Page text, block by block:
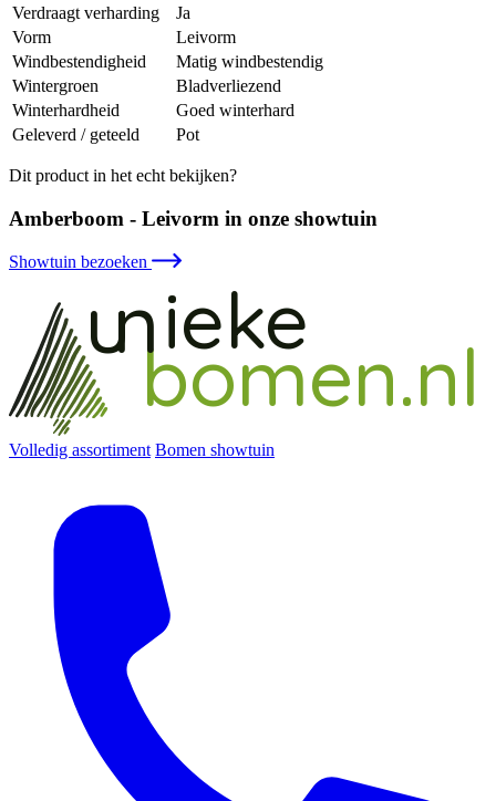
Verdraagt verharding
Ja
Vorm
Leivorm
Windbestendigheid
Matig windbestendig
Wintergroen
Bladverliezend
Winterhardheid
Goed winterhard
Geleverd / geteeld
Pot
Dit product in het echt bekijken?
Amberboom - Leivorm in onze showtuin
Showtuin bezoeken
bomen.nl
unieke
Volledig assortiment Bomen showtuin